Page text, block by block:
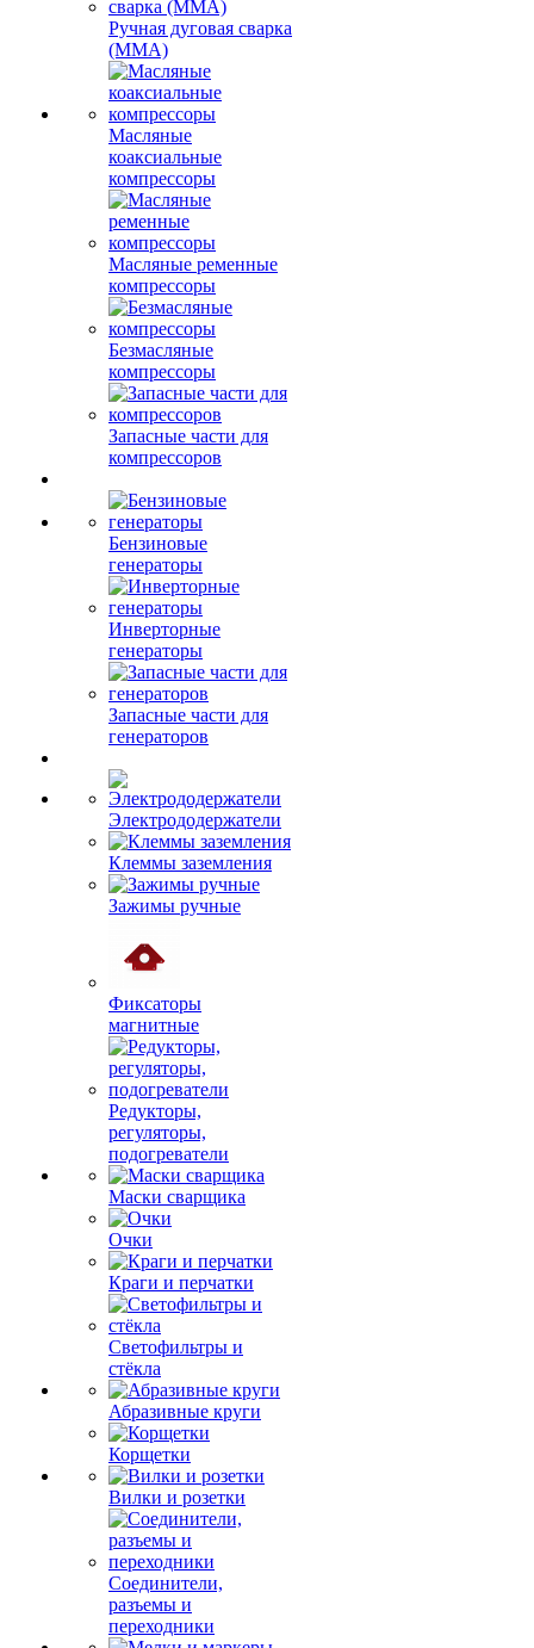
Ручная дуговая сварка
(MMA)
Масляные
коаксиальные
компрессоры
Масляные ременные
компрессоры
Безмасляные
компрессоры
Запасные части для
компрессоров
Бензиновые
генераторы
Инверторные
генераторы
Запасные части для
генераторов
Электрододержатели
Клеммы заземления
Зажимы ручные
Фиксаторы
магнитные
Редукторы,
регуляторы,
подогреватели
Маски сварщика
Очки
Краги и перчатки
Светофильтры и
стёкла
Абразивные круги
Корщетки
Вилки и розетки
Соединители,
разъемы и
переходники